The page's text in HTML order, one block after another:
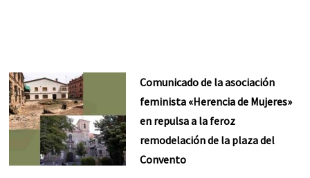
Comunicado de la asociación
feminista «Herencia de Mujeres»
en repulsa a la feroz
remodelación de la plaza del
Convento